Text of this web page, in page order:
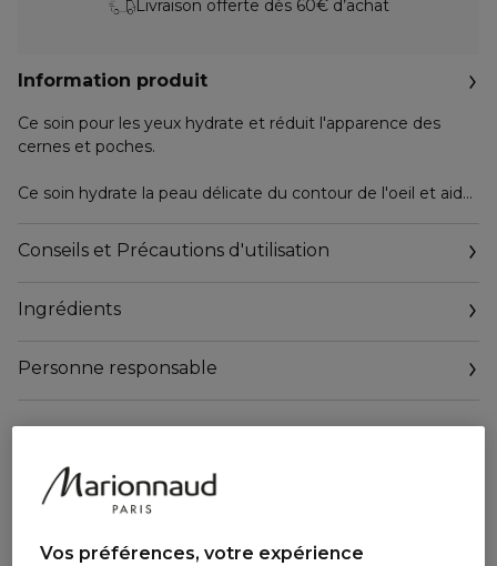
Livraison offerte dès 60€ d’achat
Information produit
Ce soin pour les yeux hydrate et réduit l'apparence des
cernes et poches.
Ce soin hydrate la peau délicate du contour de l'oeil et aide
de déshydratation. Sa texture gel-crème rafraîchissante
pénètre rapidement et favorise la tenue du maquillage sur
visiblement plus lumineuse. Existe aussi en texture baume
Des ingrédients actifs puissants :
Caféine : Stimule le contour de l'oeil et réduit l'apparence
Des résultats prouvés cliniquement :
Dégonfle et réduit visiblement l'apparence des cernes en 4
semaines*.
Conseils et Précautions d'utilisation
Ingrédients
Personne responsable
Vos préférences, votre expérience